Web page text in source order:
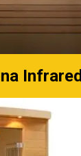
Infrared